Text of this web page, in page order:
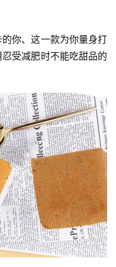
你、这一款为你量身打
受减肥时不能吃甜品的